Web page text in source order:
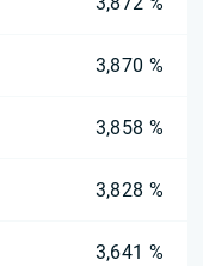
3,870 %
3,858 %
3,828 %
3,641 %